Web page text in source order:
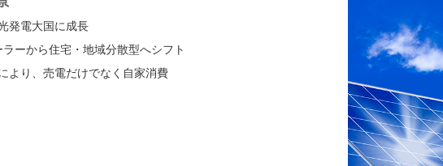
発電大国に成長
ーから住宅・地域分散型へシフト
より、売電だけでなく自家消費